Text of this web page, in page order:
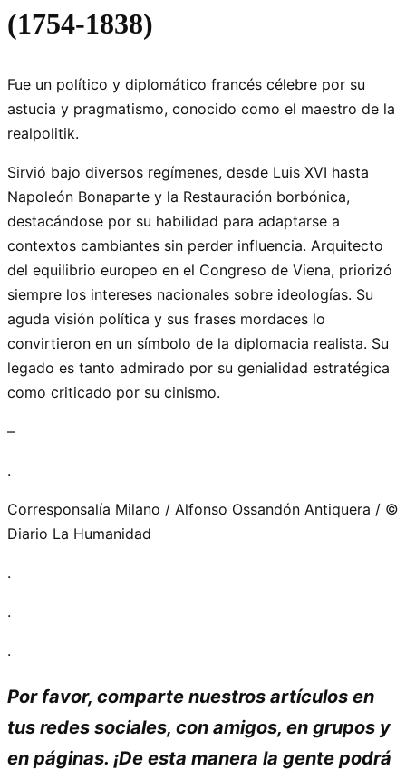
(1754-1838)
Fue un político y diplomático francés célebre por su
astucia y pragmatismo, conocido como el maestro de la
realpolitik.
Sirvió bajo diversos regímenes, desde Luis XVI hasta
Napoleón Bonaparte y la Restauración borbónica,
destacándose por su habilidad para adaptarse a
contextos cambiantes sin perder influencia. Arquitecto
del equilibrio europeo en el Congreso de Viena, priorizó
siempre los intereses nacionales sobre ideologías. Su
aguda visión política y sus frases mordaces lo
convirtieron en un símbolo de la diplomacia realista. Su
legado es tanto admirado por su genialidad estratégica
como criticado por su cinismo.
–
.
Corresponsalía Milano / Alfonso Ossandón Antiquera / ©
Diario La Humanidad
.
.
.
Por favor, comparte nuestros artículos en
tus redes sociales, con amigos, en grupos y
en páginas. ¡De esta manera la gente podrá